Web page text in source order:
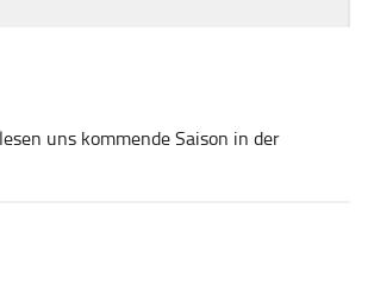
uns kommende Saison in der